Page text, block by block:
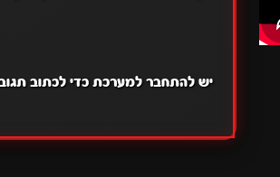
יש להתחבר למערכתכדי לכתוב